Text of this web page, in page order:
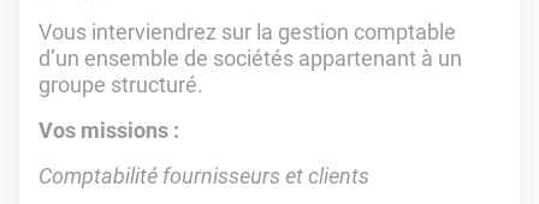
Vous interviendrez sur la gestion comptable
d’un ensemble de sociétés appartenant à un
groupe structuré.
Vos missions :
Comptabilité fournisseurs et clients